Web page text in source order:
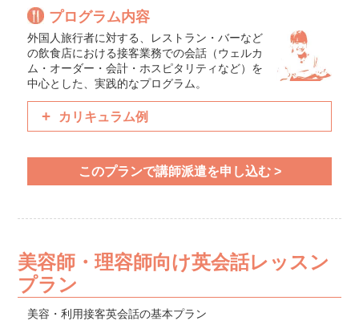
プログラム内容
外国人旅行者に対する、レストラン・バーなど
の飲食店における接客業務での会話（ウェルカ
ム・オーダー・会計・ホスピタリティなど）を
中心とした、実践的なプログラム。
カリキュラム例
ざいました
電話対応／かける・受ける／丁寧な表現（過去形）
ラリー
このプランで講師派遣を申し込む >
美容師・理容師向け英会話レッスン
プラン
美容・利用接客英会話の基本プラン